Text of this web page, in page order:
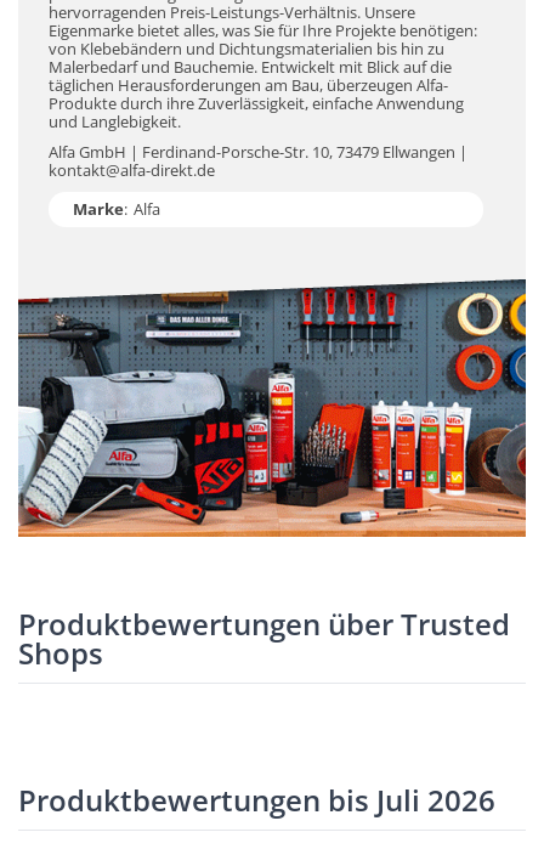
hervorragenden Preis-Leistungs-Verhältnis. Unsere
Eigenmarke bietet alles, was Sie für Ihre Projekte benötigen:
von Klebebändern und Dichtungsmaterialien bis hin zu
Malerbedarf und Bauchemie. Entwickelt mit Blick auf die
täglichen Herausforderungen am Bau, überzeugen Alfa-
Produkte durch ihre Zuverlässigkeit, einfache Anwendung
und Langlebigkeit.
Alfa GmbH | Ferdinand-Porsche-Str. 10, 73479 Ellwangen |
kontakt@alfa-direkt.de
Marke: Alfa
Produktbewertungen über Trusted
Shops
Produktbewertungen bis Juli 2026